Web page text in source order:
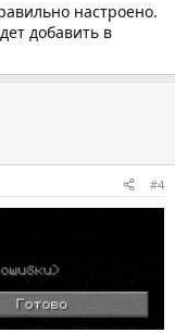
настроено.
добавить в
#4